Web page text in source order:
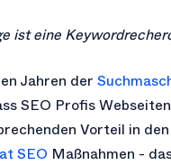
ist eine
Jahren der
SEO Profis
Vorteil in
SEO Maßnahmen -